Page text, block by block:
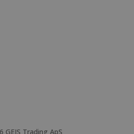
GEJS Trading ApS